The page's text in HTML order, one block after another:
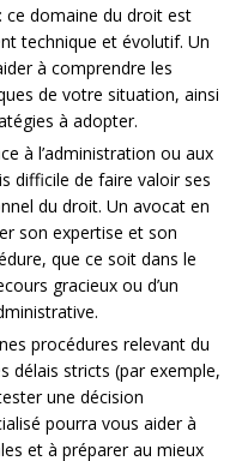
ce domaine du droit est
technique et évolutif. Un
à comprendre les
de votre situation, ainsi
à adopter.
à l’administration ou aux
difficile de faire valoir ses
du droit. Un avocat en
son expertise et son
que ce soit dans le
gracieux ou d’un
procédures relevant du
délais stricts (par exemple,
une décision
pourra vous aider à
et à préparer au mieux